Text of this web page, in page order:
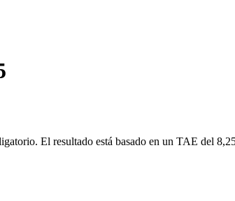
El resultado está basado en un TAE del